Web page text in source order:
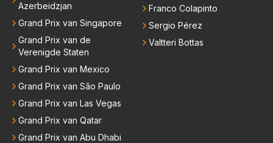
Azerbeidzjan
Grand Prix van Singapore
Grand Prix van de
Verenigde Staten
Grand Prix van Mexico
Grand Prix van São Paulo
Grand Prix van Las Vegas
Grand Prix van Qatar
Grand Prix van Abu Dhabi
Franco Colapinto
Sergio Pérez
Valtteri Bottas